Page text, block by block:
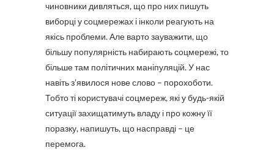
чиновники дивляться, що про них пишуть
виборці у соцмережах і інколи реагують на
якісь проблеми. Але варто зауважити, що
більшу популярність набирають соцмережі, то
більше там політичних маніпуляцій. У нас
навіть з’явилося нове слово – порохоботи.
Тобто ті користувачі соцмереж, які у будь-якій
ситуації захищатимуть владу і про кожну її
поразку, напишуть, що насправді – це
перемога.